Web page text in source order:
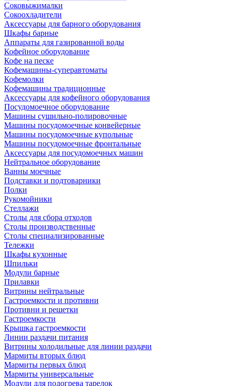
Соковыжималки
Сокоохладители
Аксессуары для барного оборудования
Шкафы барные
Аппараты для газированной воды
Кофейное оборудование
Кофе на песке
Кофемашины-суперавтоматы
Кофемолки
Кофемашины традиционные
Аксессуары для кофейного оборудования
Посудомоечное оборудование
Машины сушильно-полировочные
Машины посудомоечные конвейерные
Машины посудомоечные купольные
Машины посудомоечные фронтальные
Аксессуары для посудомоечных машин
Нейтральное оборудование
Ванны моечные
Подставки и подтоварники
Полки
Рукомойники
Стеллажи
Столы для сбора отходов
Столы производственные
Столы специализированные
Тележки
Шкафы кухонные
Шпильки
Модули барные
Прилавки
Витрины нейтральные
Гастроемкости и противни
Противни и решетки
Гастроемкости
Крышка гастроемкости
Линии раздачи питания
Витрины холодильные для линии раздачи
Мармиты вторых блюд
Мармиты первых блюд
Мармиты универсальные
Модули для подогрева тарелок